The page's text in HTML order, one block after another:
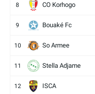
8 CO Korhogo
9 Bouaké Fc
10 So Armee
11 Stella Adjame
12 ISCA